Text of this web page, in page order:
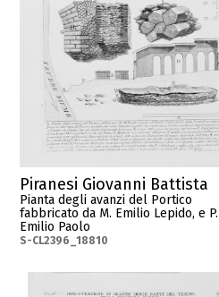
Piranesi Giovanni Battista
Pianta degli avanzi del Portico
fabbricato da M. Emilio Lepido, e P.
Emilio Paolo
S-CL2396_18810